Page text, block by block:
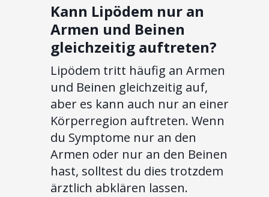
Kann Lipödem nur an
Armen und Beinen
gleichzeitig auftreten?
Lipödem tritt häufig an Armen
und Beinen gleichzeitig auf,
aber es kann auch nur an einer
Körperregion auftreten. Wenn
du Symptome nur an den
Armen oder nur an den Beinen
hast, solltest du dies trotzdem
ärztlich abklären lassen.